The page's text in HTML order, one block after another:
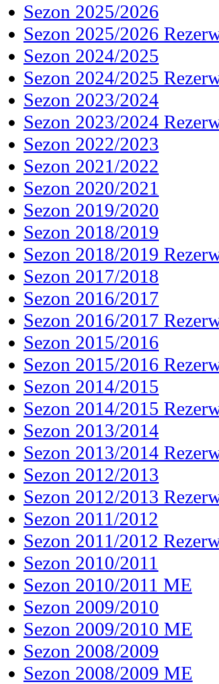
Sezon 2025/2026
Sezon 2025/2026
Sezon 2024/2025
Sezon 2024/2025
Sezon 2023/2024
Sezon 2023/2024
Sezon 2022/2023
Sezon 2021/2022
Sezon 2020/2021
Sezon 2019/2020
Sezon 2018/2019
Sezon 2018/2019
Sezon 2017/2018
Sezon 2016/2017
Sezon 2016/2017
Sezon 2015/2016
Sezon 2015/2016
Sezon 2014/2015
Sezon 2014/2015
Sezon 2013/2014
Sezon 2013/2014
Sezon 2012/2013
Sezon 2012/2013
Sezon 2011/2012
Sezon 2011/2012
Sezon 2010/2011
Sezon 2010/2011 ME
Sezon 2009/2010
Sezon 2009/2010 ME
Sezon 2008/2009
Sezon 2008/2009 ME